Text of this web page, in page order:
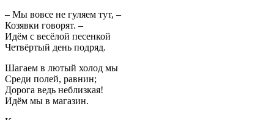
– Мы вовсе не гуляем тут, –
Козявки говорят. –
Идём с весёлой песенкой
Четвёртый день подряд.
Шагаем в лютый холод мы
Среди полей, равнин;
Дорога ведь неблизкая!
Идём мы в магазин.